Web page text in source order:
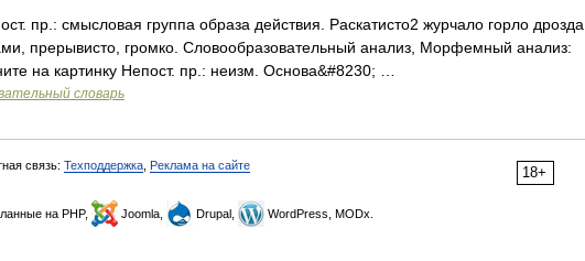
пр.: смысловая группа образа действия. Раскатисто2 журчало горло дрозда
прерывисто, громко. Словообразовательный анализ, Морфемный анализ:
на картинку Непост. пр.: неизм. Основа&#8230; …
словарь
18+
связь: Техподдержка Реклама на сайте
на PHP, Joomla, Drupal, WordPress, MODx.